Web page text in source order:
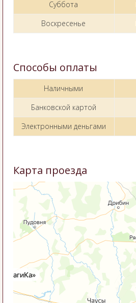
Суббота
Воскресенье
Способы оплаты
Наличными
Банковской картой
Электронными деньгами
Карта проезда